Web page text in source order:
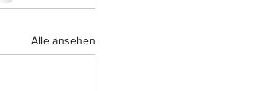
Alle ansehen